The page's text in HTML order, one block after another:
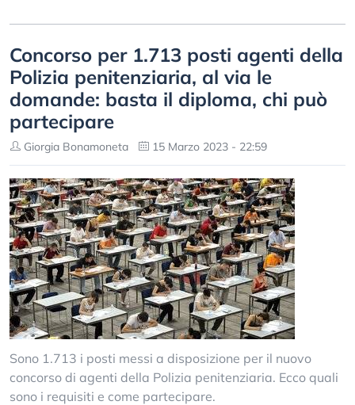
Concorso per 1.713 posti agenti della
Polizia penitenziaria, al via le
domande: basta il diploma, chi può
partecipare
Giorgia Bonamoneta 15 Marzo 2023 - 22:59
Sono 1.713 i posti messi a disposizione per il nuovo
concorso di agenti della Polizia penitenziaria. Ecco quali
sono i requisiti e come partecipare.